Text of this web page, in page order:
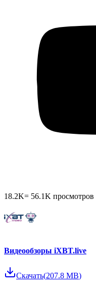
18.2K= 56.1K просмотров
Видеообзоры iXBT.live
Скачать(207.8 MB)